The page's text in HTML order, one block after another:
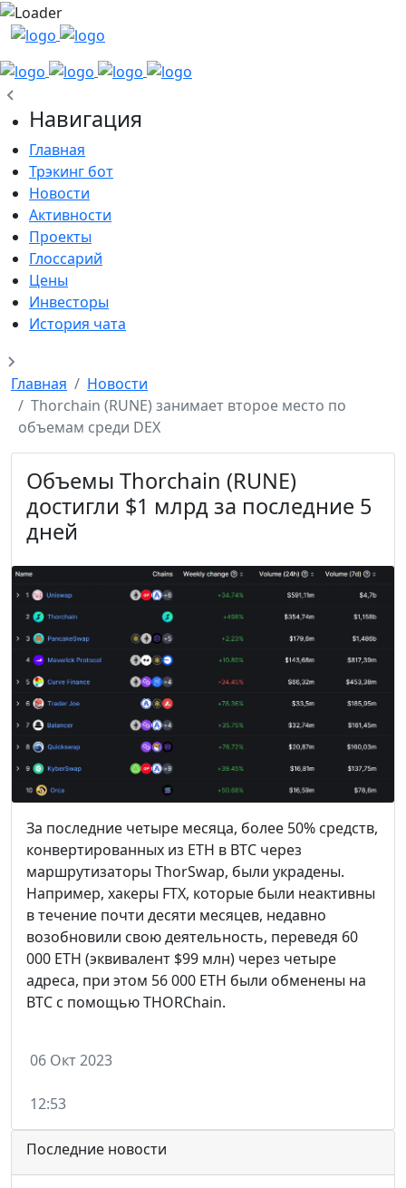
Навигация
Главная
Трэкинг бот
Новости
Активности
Проекты
Глоссарий
Цены
Инвесторы
История чата
Главная
Новости
Thorchain (RUNE) занимает второе место по
объемам среди DEX
Объемы Thorchain (RUNE)
достигли $1 млрд за последние 5
дней
За последние четыре месяца, более 50% средств,
конвертированных из ETH в BTC через
маршрутизаторы ThorSwap, были украдены.
Например, хакеры FTX, которые были неактивны
в течение почти десяти месяцев, недавно
возобновили свою деятельность, переведя 60
000 ETH (эквивалент $99 млн) через четыре
адреса, при этом 56 000 ETH были обменены на
BTC с помощью THORChain.
06 Окт 2023
12:53
Последние новости